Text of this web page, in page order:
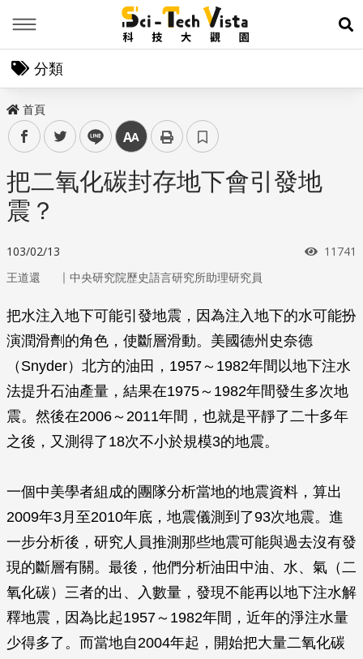
展
分類
首頁
facebooktwitter line 中
把二氧化碳封存地下會引發地
震？
103/02/13 瀏覽次
11741
王道還 ｜ 中央研究院歷史語言研究所助理研究員
把水注入地下可能引發地震，因為注入地下的水可能扮
演潤滑劑的角色，使斷層滑動。美國德州史奈德
（Snyder）北方的油田，1957～1982年間以地下注水
法提升石油產量，結果在1975～1982年間發生多次地
震。然後在2006～2011年間，也就是平靜了二十多年
之後，又測得了18次不小於規模3的地震。
一個中美學者組成的團隊分析當地的地震資料，算出
2009年3月至2010年底，地震儀測到了93次地震。進
一步分析後，研究人員推測那些地震可能與過去沒有發
現的斷層有關。最後，他們分析油田中油、水、氣（二
氧化碳）三者的出、入數量，發現不能再以地下注水解
釋地震，因為比起1957～1982年間，近年的淨注水量
少得多了。而當地自2004年起，開始把大量二氧化碳